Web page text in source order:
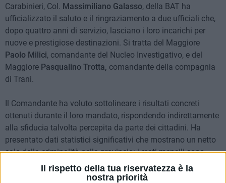
Il rispetto della tua riservatezza è la
nostra priorità
Carabinieri, Col. Massimiliano Galasso, della BAT ha
ufficializzato il saluto e il ringraziamento a due ufficiali che,
dopo quattro anni di servizio, lasciano i loro incarichi per
nuove e prestigiose destinazioni. Si tratta del Maggiore
Paolo Milici, comandante del Nucleo Investigativo, e del
Maggiore Pasqualino Trotta, comandante della compagnia
di Trani.
Il Comandante ha voluto sottolineare i risultati concreti
ottenuti durante il loro mandato, rispondendo indirettamente
alla sfiducia talvolta percepita da parte dei cittadini. Ha
presentato dati statistici significativi che mostrano un netto
calo della criminalità nella provincia: i reati mensili sono
passati da 832 a 508, e i furti (in particolare di veicoli e in
abitazioni) sono scesi da 508 a 365. Una riduzione drastica,